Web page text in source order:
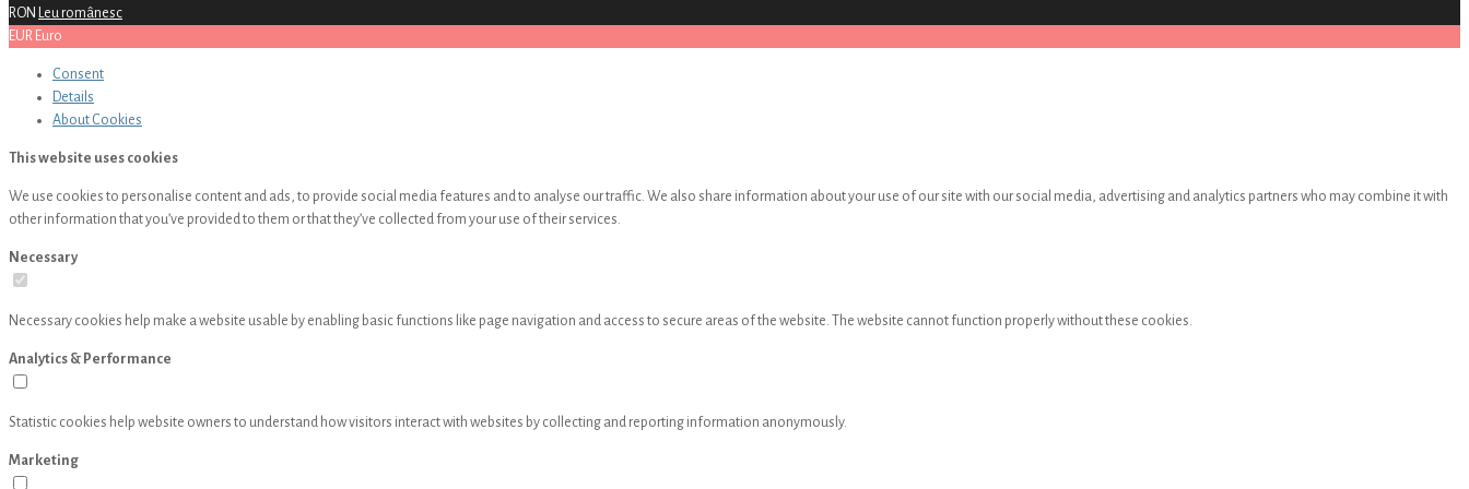
RON Leu românesc
EUR Euro
Consent
Details
About Cookies
This website uses cookies
We use cookies to personalise content and ads, to provide social media features and to analyse our traffic. We also share information about your use of our site with our social media, advertising and analytics partners who may combine it with
other information that you’ve provided to them or that they’ve collected from your use of their services.
Necessary
Necessary cookies help make a website usable by enabling basic functions like page navigation and access to secure areas of the website. The website cannot function properly without these cookies.
Analytics & Performance
Statistic cookies help website owners to understand how visitors interact with websites by collecting and reporting information anonymously.
Marketing